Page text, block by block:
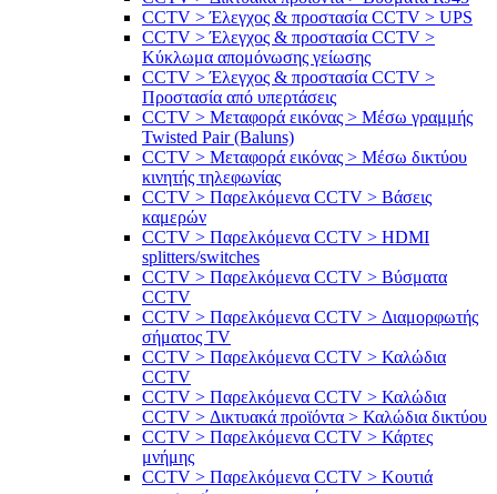
CCTV > Έλεγχος & προστασία CCTV > UPS
CCTV > Έλεγχος & προστασία CCTV >
Κύκλωμα απομόνωσης γείωσης
CCTV > Έλεγχος & προστασία CCTV >
Προστασία από υπερτάσεις
CCTV > Μεταφορά εικόνας > Μέσω γραμμής
Twisted Pair (Baluns)
CCTV > Μεταφορά εικόνας > Μέσω δικτύου
κινητής τηλεφωνίας
CCTV > Παρελκόμενα CCTV > Bάσεις
καμερών
CCTV > Παρελκόμενα CCTV > HDMI
splitters/switches
CCTV > Παρελκόμενα CCTV > Βύσματα
CCTV
CCTV > Παρελκόμενα CCTV > Διαμορφωτής
σήματος TV
CCTV > Παρελκόμενα CCTV > Καλώδια
CCTV
CCTV > Παρελκόμενα CCTV > Καλώδια
CCTV > Δικτυακά προϊόντα > Καλώδια δικτύου
CCTV > Παρελκόμενα CCTV > Κάρτες
μνήμης
CCTV > Παρελκόμενα CCTV > Κουτιά